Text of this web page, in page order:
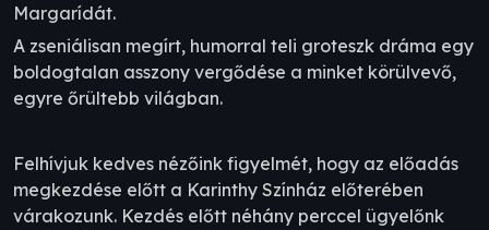
Margarídát.
A zseniálisan megírt, humorral teli groteszk dráma egy
boldogtalan asszony vergődése a minket körülvevő,
egyre őrültebb világban.
Felhívjuk kedves nézőink figyelmét, hogy az előadás
megkezdése előtt a Karinthy Színház előterében
várakozunk. Kezdés előtt néhány perccel ügyelőnk